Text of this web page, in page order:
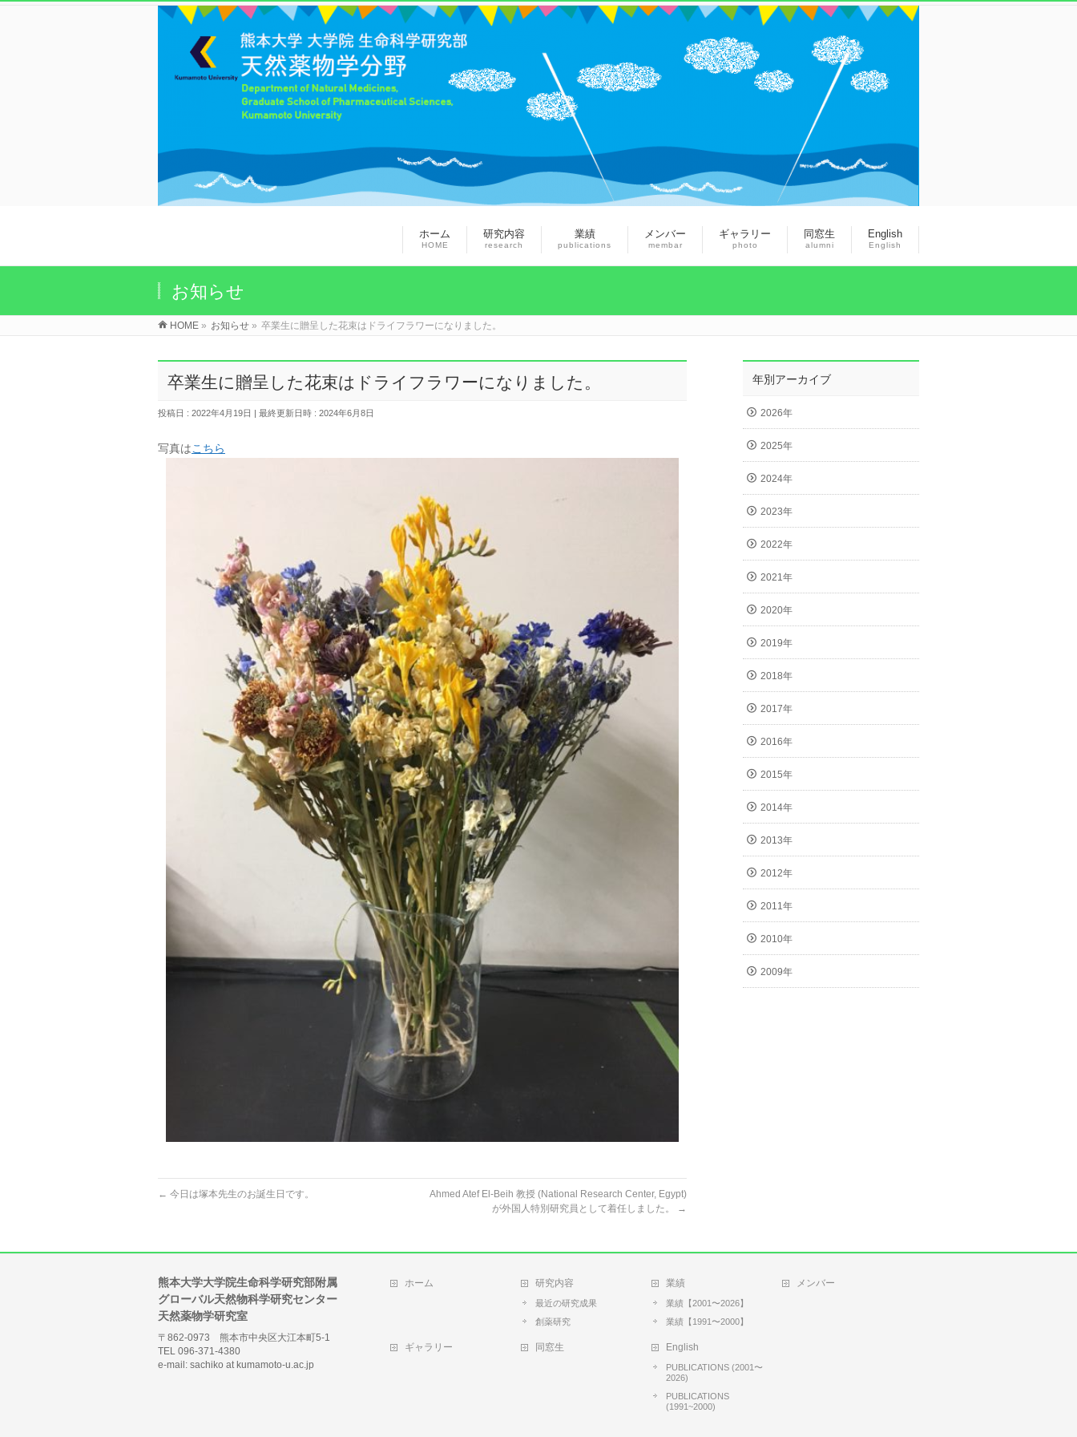
ホーム
HOME
研究内容
research
業績
publications
メンバー
membar
ギャラリー
photo
同窓生
alumni
English
English
お知らせ
HOME » お知らせ » 卒業生に贈呈した花束はドライフラワーになりました。
卒業生に贈呈した花束はドライフラワーになりました。
投稿日 : 2022年4月19日 最終更新日時 : 2024年6月8日
写真はこちら
← 今日は塚本先生のお誕生日です。
Ahmed Atef El-Beih 教授 (National Research Center, Egypt)
が外国人特別研究員として着任しました。
→
年別アーカイブ
2026年
2025年
2024年
2023年
2022年
2021年
2020年
2019年
2018年
2017年
2016年
2015年
2014年
2013年
2012年
2011年
2010年
2009年
熊本大学大学院生命科学研究部附属
グローバル天然物科学研究センター
天然薬物学研究室
〒862-0973 熊本市中央区大江本町5-1
TEL 096-371-4380
e-mail: sachiko at kumamoto-u.ac.jp
ホーム 研究内容
最近の研究成果
創薬研究
業績
業績【2001〜2026】
業績【1991〜2000】
メンバー
ギャラリー 同窓生 English
PUBLICATIONS (2001〜
2026)
PUBLICATIONS
(1991~2000)